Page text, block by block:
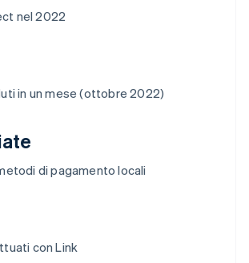
nel 2022
in un mese (ottobre 2022)
di pagamento locali
con Link